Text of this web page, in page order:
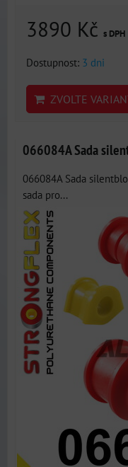
3890 Kč s DPH
Dostupnost: 3 dni
ZVOLTE
066084A Sada
066084A Sada
sada pro...